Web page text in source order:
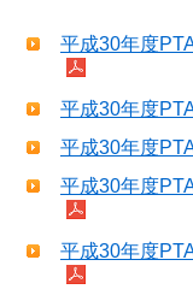
平成30年度
平成30年度
平成30年度
平成30年度
平成30年度